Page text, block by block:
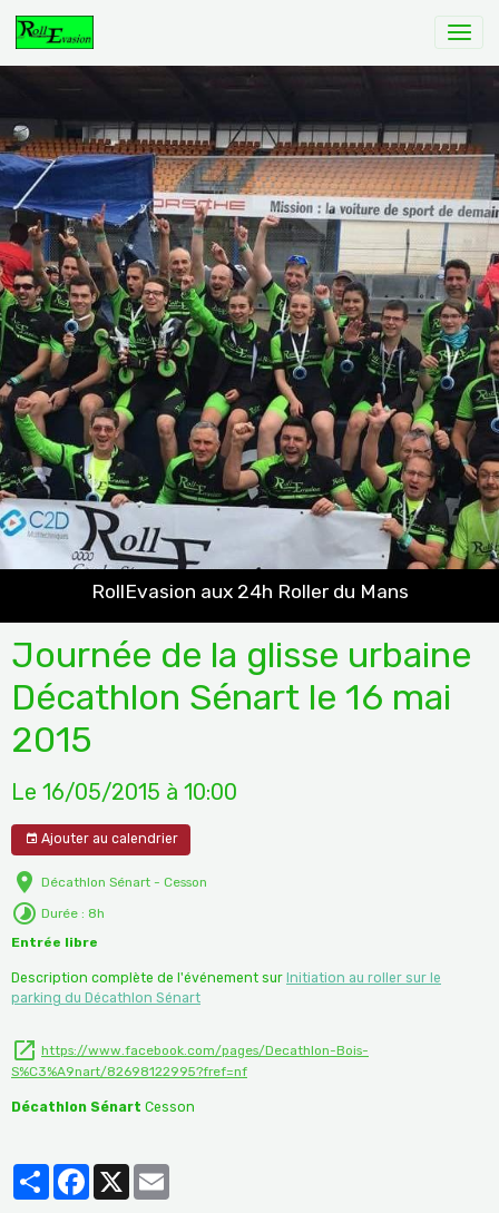
RollEvasion aux 24h Roller du Mans
Journée de la glisse urbaine
Décathlon Sénart le 16 mai
2015
Le 16/05/2015 à 10:00
Ajouter au calendrier
Décathlon Sénart - Cesson
Durée : 8h
Entrée libre
Description complète de l'événement sur Initiation au roller sur le
parking du Décathlon Sénart
https://www.facebook.com/pages/Decathlon-Bois-
S%C3%A9nart/82698122995?fref=nf
Décathlon Sénart Cesson
PartagerFacebook